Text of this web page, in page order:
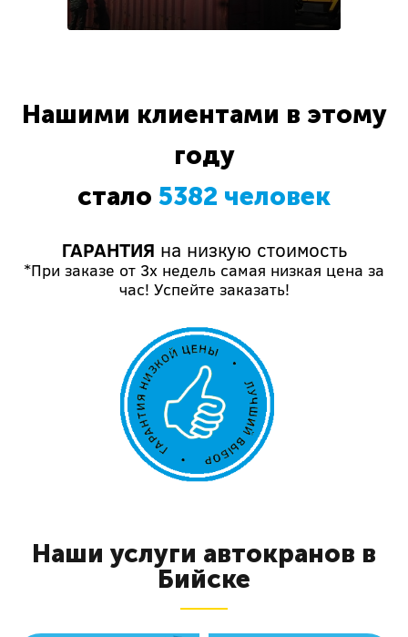
Нашими клиентами в этому
году
стало 5382 человек
ГАРАНТИЯ на низкую стоимость
*При заказе от 3х недель самая низкая цена за
час! Успейте заказать!
Наши услуги автокранов в
Бийске